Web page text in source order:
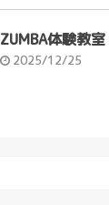
ZUMBA体験教
2025/12/25